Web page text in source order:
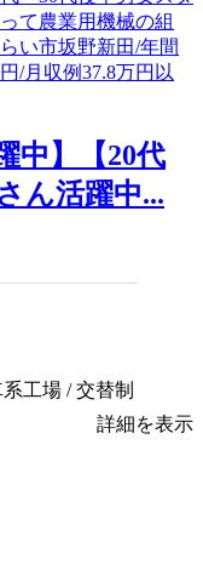
中】【20代
ん活躍中...
工場 / 交替制
詳細を表示